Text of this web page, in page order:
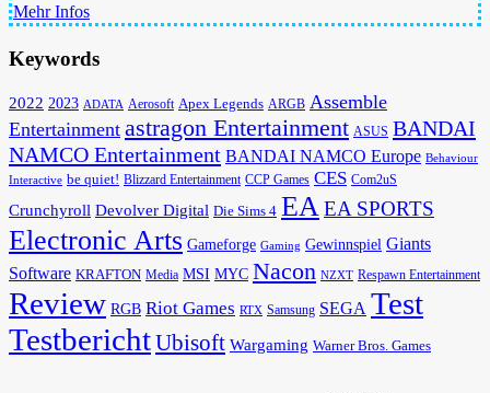
Mehr Infos
Keywords
2022 2023 ADATA Aerosoft Apex Legends ARGB Assemble
Entertainment astragon Entertainment ASUS BANDAI
NAMCO Entertainment BANDAI NAMCO Europe Behaviour
Interactive be quiet! Blizzard Entertainment CCP Games CES Com2uS
Crunchyroll Devolver Digital Die Sims 4 EAEA SPORTS
Electronic Arts Gameforge Gaming Gewinnspiel Giants
Software KRAFTON Media MSI MYC Nacon NZXT Respawn Entertainment
Review RGB Riot Games RTX Samsung SEGA Test
TestberichtUbisoft Wargaming Warner Bros. Games